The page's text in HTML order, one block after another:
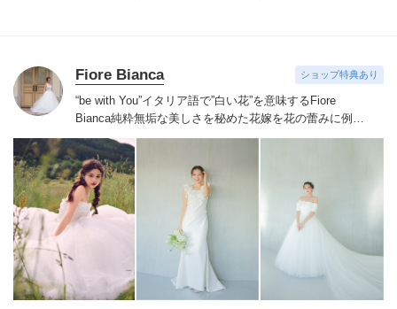
Fiore Bianca ショップ特典あり
“be with You”イタリア語で”白い花”を意味するFiore
Bianca純粋無垢な美しさを秘めた花嫁を花の蕾みに例え
白い花が咲くまでのストーリーをあなたと共に紡いでい
きます
世界を巡り出会ったデザイナーズブランドや、オ
リジナルドレスはまだ見ぬ新しい自分の姿へと出会わせ
てくれます。
誰かの真似ではなくあなただからできるス
タイルへあなたにしかできないブライズスタイルへ導き
ます。
美しい白い花を咲かせ今よりずっと好きな自分